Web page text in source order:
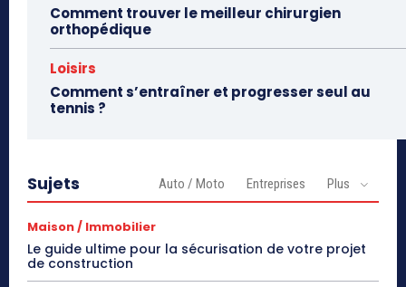
Comment trouver le meilleur chirurgien
orthopédique
Loisirs
Comment s’entraîner et progresser seul au
tennis ?
Sujets Auto / Moto Entreprises Plus
Maison / Immobilier
Le guide ultime pour la sécurisation de votre projet
de construction